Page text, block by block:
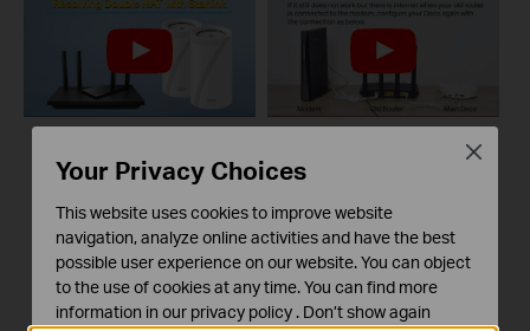
How to Resolve
Starlink
What to do if I fail to
Deco and get stuck
on “Testing Internet
Connection”?
Your Privacy Choices
This website uses cookies to improve website
navigation, analyze online activities and have the best
possible user experience on our website. You can object
to the use of cookies at any time. You can find more
information in our privacy policy . Don’t show again
Close